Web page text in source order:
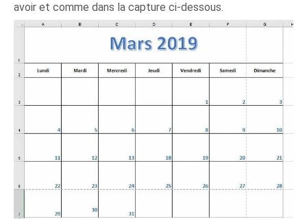
avoir et comme dans la capture ci-dessous.